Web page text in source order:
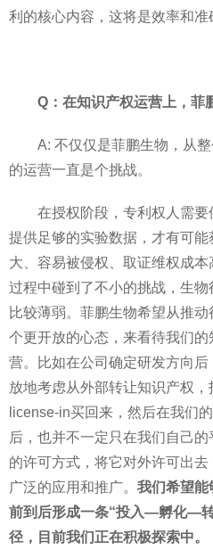
利的核心内容，这将是效率和准
Q：在知识产权运营上，菲
A: 不仅仅是菲鹏生物，从
的运营一直是个挑战。
在授权阶段，专利权人需
提供足够的实验数据，才有可
大、容易被侵权、取证维权成
过程中碰到了不小的挑战，生
比较薄弱。菲鹏生物希望从推
个更开放的心态，来看待我们
营。比如在公司确定研发方向
放地考虑从外部转让知识产权，
license-in买回来，然后在我们
后，也并不一定只在我们自己
的许可方式，将它对外许可出
广泛的应用和推广。 我们希望能
前到后形成一条“投入—孵化—
径，目前我们正在积极探索中。